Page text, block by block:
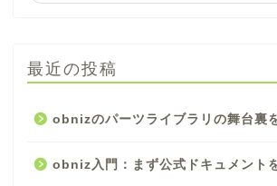
最近の投稿
obnizのパーツライブラリの舞台裏
obniz入門：まず公式ドキュメント